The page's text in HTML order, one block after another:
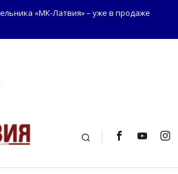
«МК-Латвия» – уже в продаже
Поиск